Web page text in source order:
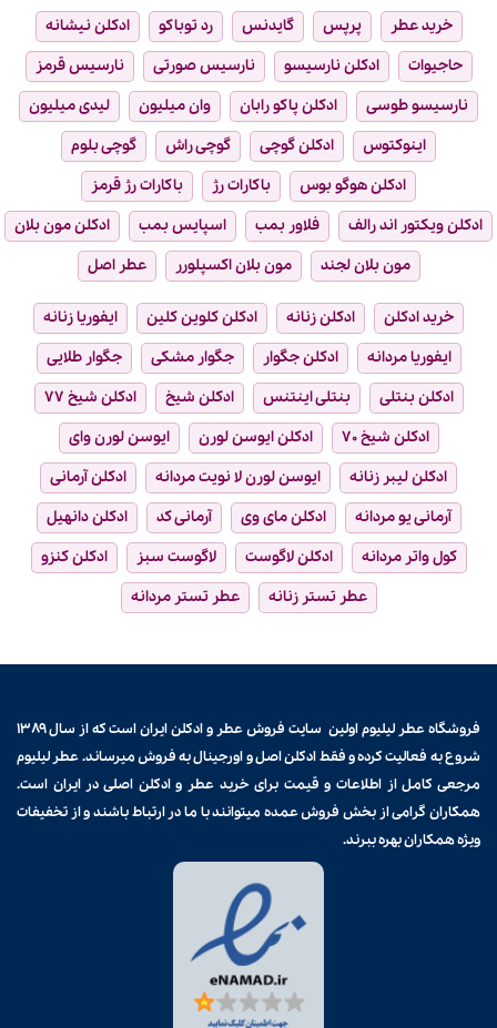
خرید عطر پرپس گایدنس رد توباکو
ادکلن نیشانه
حاجیوات
ادکلن نارسیسو نارسیس صورتی
نارسیس قرمز
نارسیسو طوسی
ادکلن پاکو رابان وان میلیون
لیدی میلیون
اینوکتوس
ادکلن گوچی گوچی راش
گوچی بلوم
ادکلن هوگو بوس
باکارات رژ
باکارات رژ قرمز
ادکلن ویکتور اند رالف
فلاور بمب اسپایس بمب
ادکلن مون بلان
مون بلان لجند
مون بلان اکسپلورر عطر اصل
خرید ادکلن ادکلن زنانه ادکلن کلوین کلین
ایفوریا زنانه
ایفوریا مردانه
ادکلن جگوار جگوار مشکی
جگوار طلایی
ادکلن بنتلی
بنتلی اینتنس ادکلن شیخ
ادکلن شیخ ۷۷
ادکلن شیخ ۷۰
ادکلن ایوسن لورن
ایوسن لورن وای
ادکلن لیبر زنانه
ایوسن لورن لا نویت مردانه
ادکلن آرمانی
آرمانی یو مردانه
ادکلن مای وی آرمانی کد
ادکلن دانهیل
کول واتر مردانه
ادکلن لاگوست لاگوست سبز
ادکلن کنزو
عطر تستر زنانه
عطر تستر مردانه
فروشگاه عطر لیلیوم اولین سایت فروشعطر و ادکلن
ایران است که از سال ۱۳۸۹
شروع به فعالیت کرده و فقط ادکلن اصل و اورجینال به فروش میرساند. عطر لیلیوم
مرجعی کامل از اطلاعات و قیمت برایخرید عطر و ادکلن اصلی در ایران است.
همکاران گرامی از بخش فروش عمده میتوانند با ما در ارتباط باشند و از تخفیفات
ویژه همکاران بهره ببرند.